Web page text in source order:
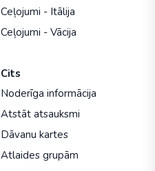
Ceļojumi - Itālija
Ceļojumi - Vācija
Cits
Noderīga informācija
Atstāt atsauksmi
Dāvanu kartes
Atlaides grupām